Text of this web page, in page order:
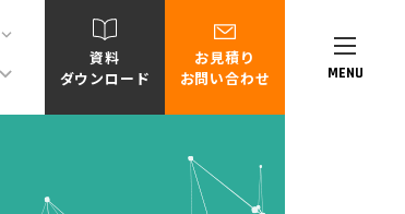
MENU
資料
ダウンロード
お見積り
お問い合わせ